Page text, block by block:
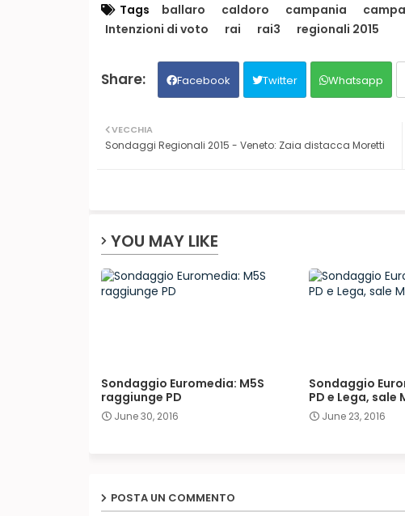
Tags ballaro caldoro campania
Intenzioni di voto
rai rai3 regionali 2015
Facebook Twitter Whatsapp
VECCHIA
Sondaggi Regionali 2015 - Veneto: Zaia distacca Moretti
YOU MAY LIKE
Sondaggio Euromedia: M5S
raggiunge PD
June 30, 2016
Sondaggio
PD e Lega, sale
June 23, 2016
POSTA UN COMMENTO